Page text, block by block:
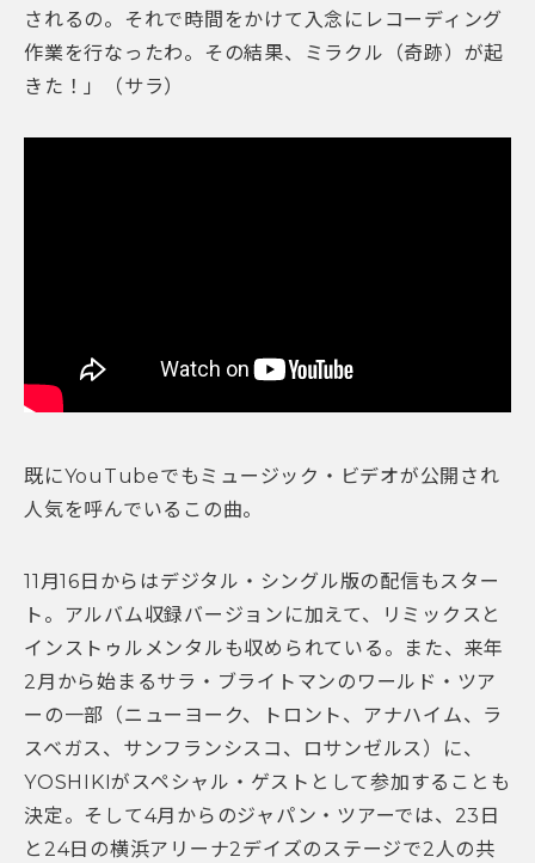
されるの。それで時間をかけて入念にレコーディング
作業を行なったわ。その結果、ミラクル（奇跡）が起
きた！」（サラ）
既にYouTubeでもミュージック・ビデオが公開され
人気を呼んでいるこの曲。
11月16日からはデジタル・シングル版の配信もスター
ト。アルバム収録バージョンに加えて、リミックスと
インストゥルメンタルも収められている。また、来年
2月から始まるサラ・ブライトマンのワールド・ツア
ーの一部（ニューヨーク、トロント、アナハイム、ラ
スベガス、サンフランシスコ、ロサンゼルス）に、
YOSHIKIがスペシャル・ゲストとして参加することも
決定。そして4月からのジャパン・ツアーでは、23日
と24日の横浜アリーナ2デイズのステージで2人の共